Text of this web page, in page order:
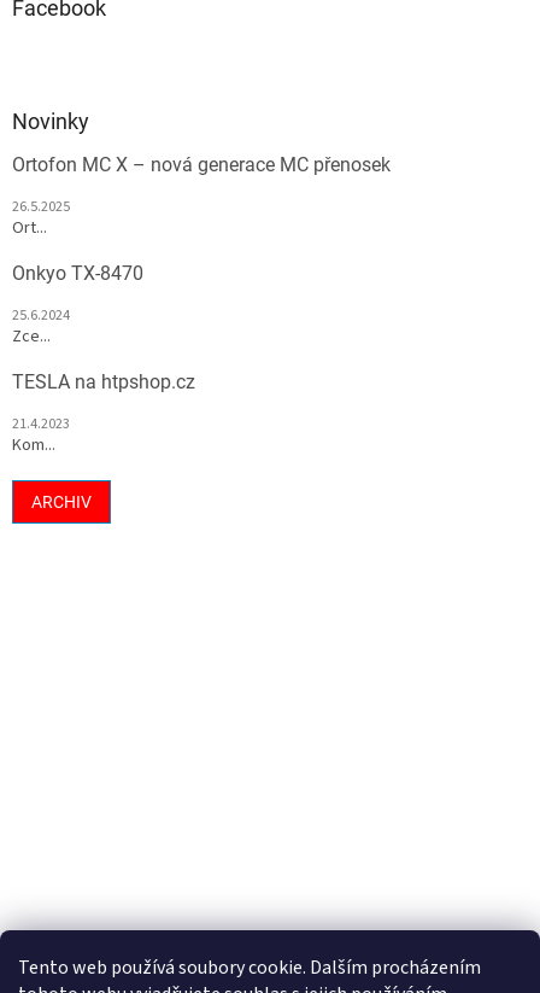
Tento web používá soubory cookie. Dalším procházením
Facebook
Novinky
Ortofon MC X – nová generace MC přenosek
26.5.2025
Ort...
Onkyo TX-8470
25.6.2024
Zce...
TESLA na htpshop.cz
21.4.2023
Kom...
ARCHIV